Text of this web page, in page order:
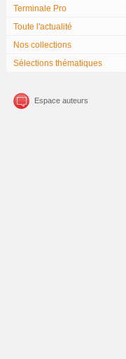
Terminale Pro
Toute l'actualité
Nos collections
Sélections thématiques
Espace auteurs